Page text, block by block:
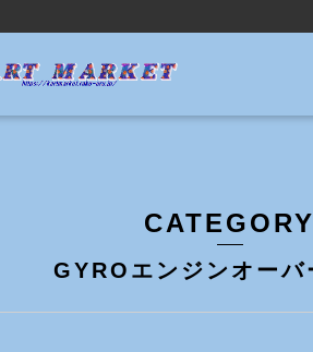
CATEGORY
GYROエンジンオーバ